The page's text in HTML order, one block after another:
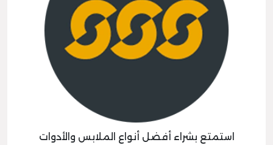
استمتع بشراء أفضل أنواع الملابس والأدوات